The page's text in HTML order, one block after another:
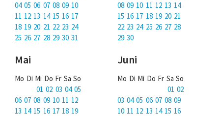
Anmelden
04 05 06 07 08 09 10
11 12 13 14 15 16 17
18 19 20 21 22 23 24
25 26 27 28 29 30 31
08 09 10 11 12 13 14
15 16 17 18 19 20 21
22 23 24 25 26 27 28
29 30
Mai
Mo Di Mi Do Fr Sa So
01 02 03 04 05
06 07 08 09 10 11 12
13 14 15 16 17 18 19
Juni
Mo Di Mi Do Fr Sa So
01 02
03 04 05 06 07 08 09
10 11 12 13 14 15 16